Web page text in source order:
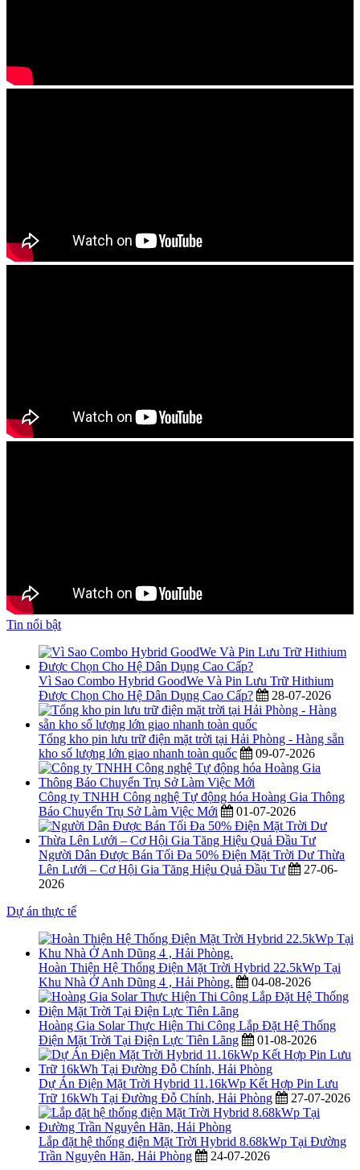
Tin nổi bật
Vì Sao Combo Hybrid GoodWe Và Pin Lưu Trữ Hithium
Được Chọn Cho Hệ Dân Dụng Cao Cấp?
28-07-2026
Tổng kho pin lưu trữ điện mặt trời tại Hải Phòng - Hàng sẵn
kho số lượng lớn giao nhanh toàn quốc
09-07-2026
Công ty TNHH Công nghệ Tự động hóa Hoàng Gia Thông
Báo Chuyển Trụ Sở Làm Việc Mới
01-07-2026
Người Dân Được Bán Tối Đa 50% Điện Mặt Trời Dư Thừa
Lên Lưới – Cơ Hội Gia Tăng Hiệu Quả Đầu Tư
27-06-
2026
Dự án thực tế
Hoàn Thiện Hệ Thống Điện Mặt Trời Hybrid 22.5kWp Tại
Khu Nhà Ở Anh Dũng 4 , Hải Phòng.
04-08-2026
Hoàng Gia Solar Thực Hiện Thi Công Lắp Đặt Hệ Thống
Điện Mặt Trời Tại Điện Lực Tiên Lãng
01-08-2026
Dự Án Điện Mặt Trời Hybrid 11.16kWp Kết Hợp Pin Lưu
Trữ 16kWh Tại Đường Đỗ Chính, Hải Phòng
27-07-2026
Lắp đặt hệ thống điện Mặt Trời Hybrid 8.68kWp Tại Đường
Trần Nguyên Hãn, Hải Phòng
24-07-2026